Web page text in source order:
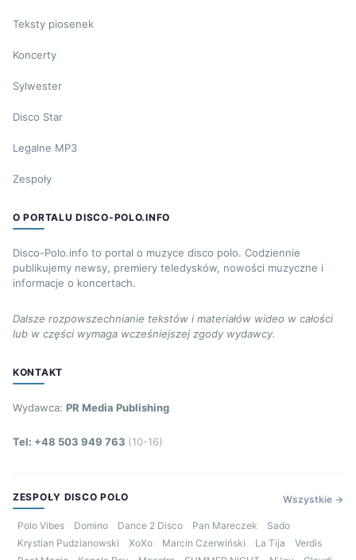
Teksty piosenek
Koncerty
Sylwester
Disco Star
Legalne MP3
Zespoły
O PORTALU DISCO-POLO.INFO
Disco-Polo.info to portal o muzyce disco polo. Codziennie
publikujemy newsy, premiery teledysków, nowości muzyczne i
informacje o koncertach.
Dalsze rozpowszechnianie tekstów i materiałów wideo w całości
lub w części wymaga wcześniejszej zgody wydawcy.
KONTAKT
Wydawca: PR Media Publishing
Tel: +48 503 949 763 (10-16)
ZESPOŁY DISCO POLO Wszystkie →
Polo Vibes Domino Dance 2 Disco Pan Mareczek
Sado
Krystian Pudzianowski
XoXo Marcin Czerwiński La Tija
Verdis